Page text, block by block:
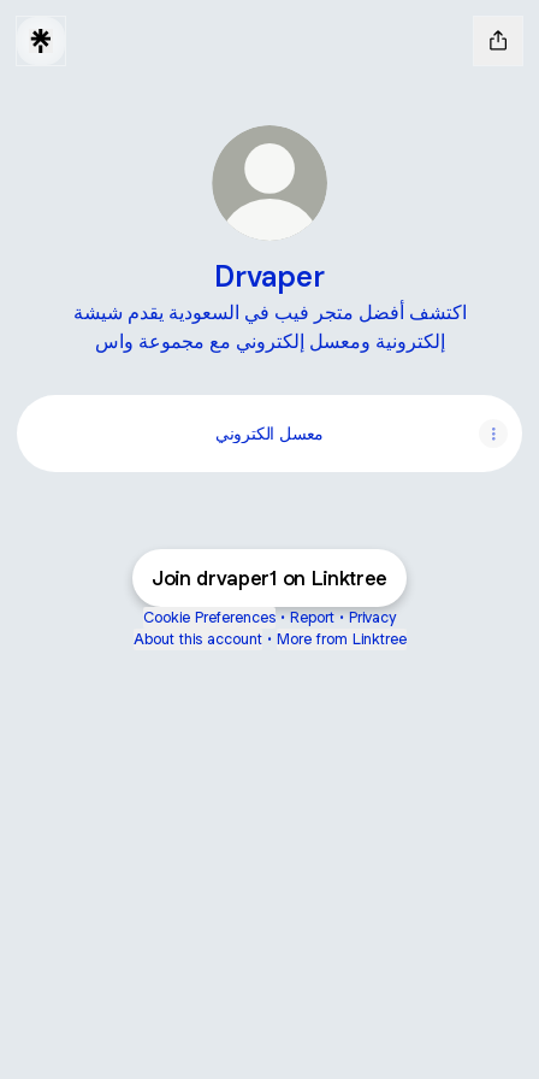
Drvaper
اكتشف أفضل متجر فيب في السعودية يقدم شيشة
إلكترونية ومعسل إلكتروني مع مجموعة واس
معسل الكتروني
Join drvaper1 on Linktree
Cookie Preferences • Report • Privacy
About this account • More from Linktree